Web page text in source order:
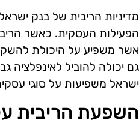
מדיניות הריבית של בנק
הפעילות העסקית. כאשר
אשר משפיע על היכולת
גם יכולה להוביל לאינפלציה
ישראל משפיעות על סוגי
השפעת הריבית